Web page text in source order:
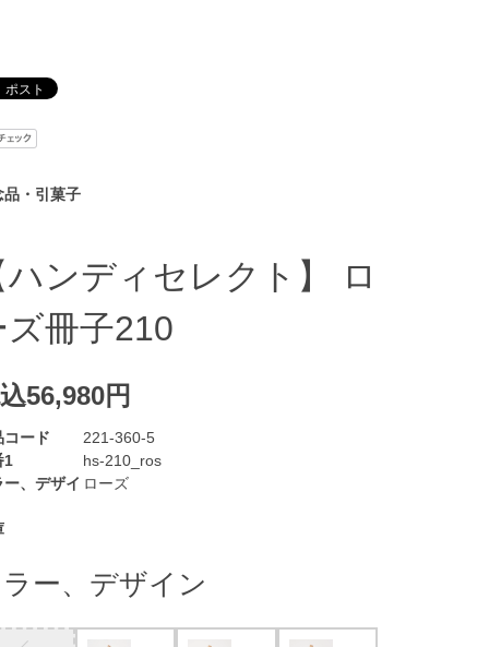
品・引菓子
ハンディセレクト】 ロ
ズ冊子210
56,980円
コード
221-360-5
1
hs-210_ros
ー、デザイ ローズ
ー、デザイン